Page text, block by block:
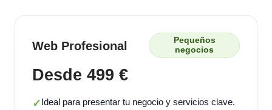
Web Profesional
Pequeños
negocios
Desde 499 €
✓Ideal para presentar tu negocio y servicios clave.